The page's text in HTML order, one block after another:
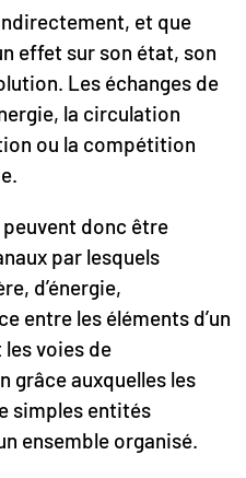
et que
effet sur son état, son
Les échanges de
la circulation
ou la compétition
donc être
par lesquels
d’énergie,
entre les éléments d’un
voies de
grâce auxquelles les
simples entités
ensemble organisé.